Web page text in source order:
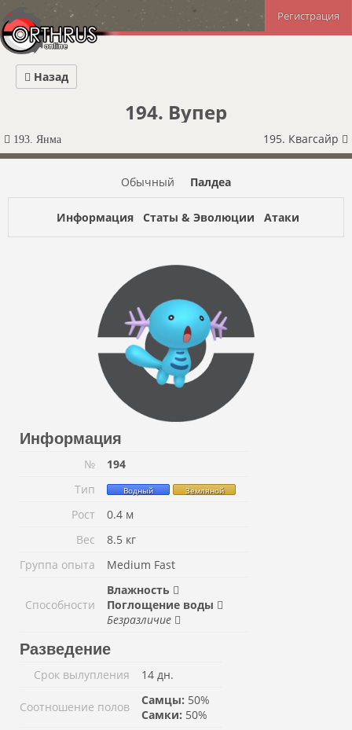
Регистрация
194. Вупер
193. Янма 195. Квагсайр
Назад
Обычный Палдеа
Информация Статы & Эволюции Атаки
Информация
№
194
Тип
Водный Земляной
Рост
0.4 м
Вес
8.5 кг
Группа опыта
Medium Fast
Способности
Влажность
Поглощение воды
Безразличие
Разведение
Срок вылупления 14 дн.
Соотношение полов Самцы: 50%
Самки: 50%